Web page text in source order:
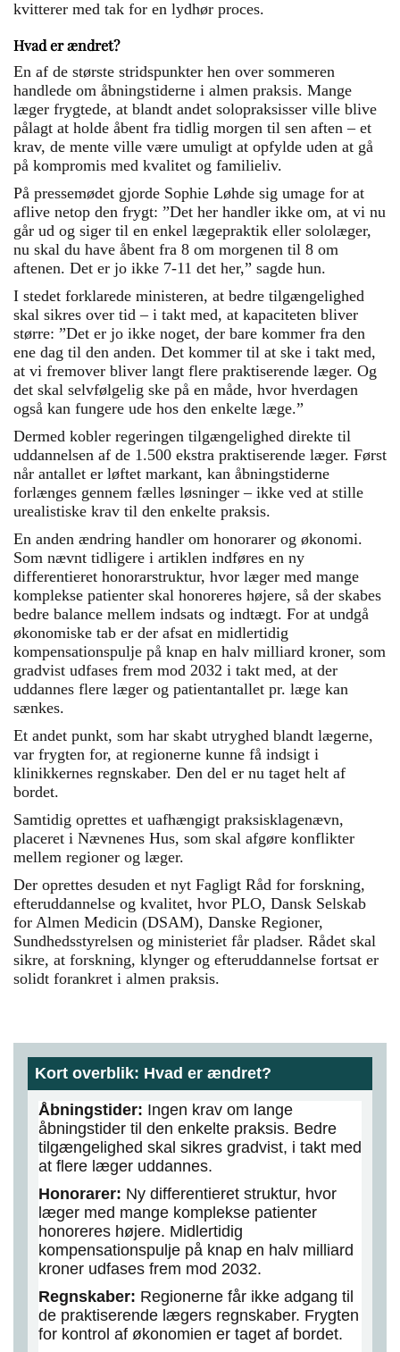
kvitterer med tak for en lydhør proces.
Hvad er ændret?
En af de største stridspunkter hen over sommeren
handlede om åbningstiderne i almen praksis. Mange
læger frygtede, at blandt andet solopraksisser ville blive
pålagt at holde åbent fra tidlig morgen til sen aften – et
krav, de mente ville være umuligt at opfylde uden at gå
på kompromis med kvalitet og familieliv.
På pressemødet gjorde Sophie Løhde sig umage for at
aflive netop den frygt: ”Det her handler ikke om, at vi nu
går ud og siger til en enkel lægepraktik eller sololæger,
nu skal du have åbent fra 8 om morgenen til 8 om
aftenen. Det er jo ikke 7-11 det her,” sagde hun.
I stedet forklarede ministeren, at bedre tilgængelighed
skal sikres over tid – i takt med, at kapaciteten bliver
større: ”Det er jo ikke noget, der bare kommer fra den
ene dag til den anden. Det kommer til at ske i takt med,
at vi fremover bliver langt flere praktiserende læger. Og
det skal selvfølgelig ske på en måde, hvor hverdagen
også kan fungere ude hos den enkelte læge.”
Dermed kobler regeringen tilgængelighed direkte til
uddannelsen af de 1.500 ekstra praktiserende læger. Først
når antallet er løftet markant, kan åbningstiderne
forlænges gennem fælles løsninger – ikke ved at stille
urealistiske krav til den enkelte praksis.
En anden ændring handler om honorarer og økonomi.
Som nævnt tidligere i artiklen indføres en ny
differentieret honorarstruktur, hvor læger med mange
komplekse patienter skal honoreres højere, så der skabes
bedre balance mellem indsats og indtægt. For at undgå
økonomiske tab er der afsat en midlertidig
kompensationspulje på knap en halv milliard kroner, som
gradvist udfases frem mod 2032 i takt med, at der
uddannes flere læger og patientantallet pr. læge kan
sænkes.
Et andet punkt, som har skabt utryghed blandt lægerne,
var frygten for, at regionerne kunne få indsigt i
klinikkernes regnskaber. Den del er nu taget helt af
bordet.
Samtidig oprettes et uafhængigt praksisklagenævn,
placeret i Nævnenes Hus, som skal afgøre konflikter
mellem regioner og læger.
Der oprettes desuden et nyt Fagligt Råd for forskning,
efteruddannelse og kvalitet, hvor PLO, Dansk Selskab
for Almen Medicin (DSAM), Danske Regioner,
Sundhedsstyrelsen og ministeriet får pladser. Rådet skal
sikre, at forskning, klynger og efteruddannelse fortsat er
solidt forankret i almen praksis.
Kort overblik: Hvad er ændret?
Åbningstider: Ingen krav om lange
åbningstider til den enkelte praksis. Bedre
tilgængelighed skal sikres gradvist, i takt med
at flere læger uddannes.
Honorarer: Ny differentieret struktur, hvor
læger med mange komplekse patienter
honoreres højere. Midlertidig
kompensationspulje på knap en halv milliard
kroner udfases frem mod 2032.
Regnskaber: Regionerne får ikke adgang til
de praktiserende lægers regnskaber. Frygten
for kontrol af økonomien er taget af bordet.